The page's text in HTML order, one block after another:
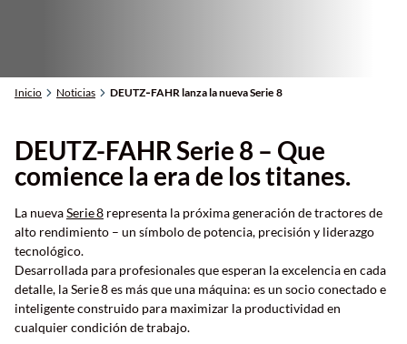
Nos puedes encontrar en AVDA. JOSE ANTONIO S.N.
Inicio Noticias DEUTZ‑FAHR lanza la nueva Serie 8
DEUTZ-FAHR Serie 8 – Que
comience la era de los titanes.
La nuevaSerie 8 representa la próxima generación de tractores de
alto rendimiento – un símbolo de potencia, precisión y liderazgo
tecnológico.
Desarrollada para profesionales que esperan la excelencia en cada
detalle, la Serie 8 es más que una máquina: es un socio conectado e
inteligente construido para maximizar la productividad en
cualquier condición de trabajo.